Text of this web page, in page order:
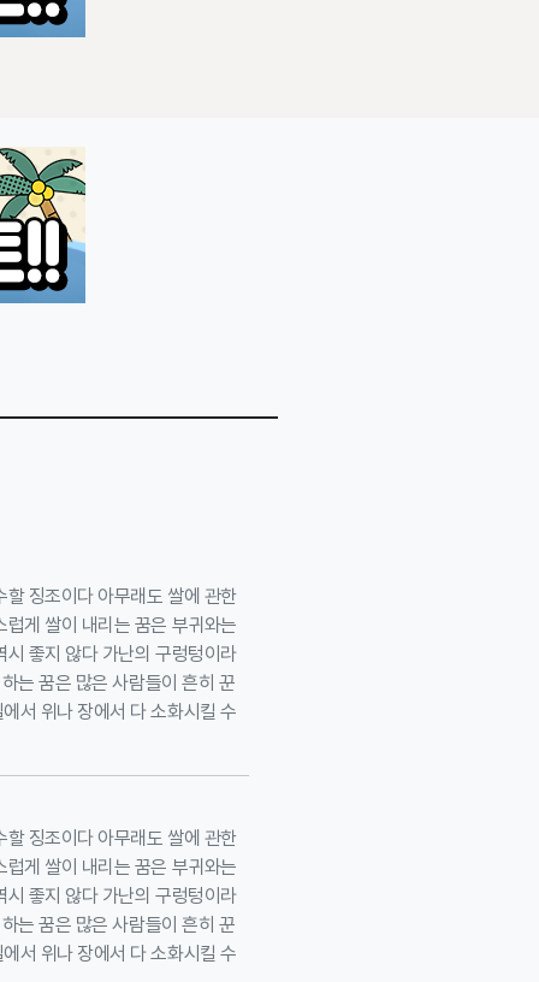
징조이다 아무래도 쌀에 관한
게 쌀이 내리는 꿈은 부귀와는
좋지 않다 가난의 구렁텅이라
는 꿈은 많은 사람들이 흔히 꾼
서 위나 장에서 다 소화시킬 수
징조이다 아무래도 쌀에 관한
게 쌀이 내리는 꿈은 부귀와는
좋지 않다 가난의 구렁텅이라
는 꿈은 많은 사람들이 흔히 꾼
서 위나 장에서 다 소화시킬 수